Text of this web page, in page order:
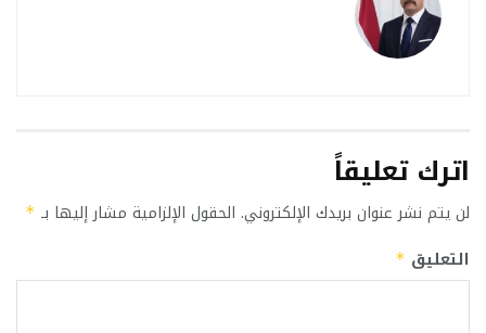
اترك تعليقاً
لن يتم نشر عنوان بريدك الإلكتروني. الحقول الإلزامية مشار إليها بـ *
التعليق *